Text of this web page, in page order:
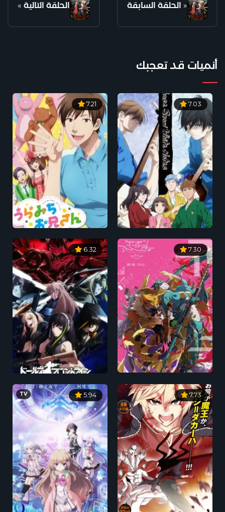
الحلقة التالية » « الحلقة السابقة
أنميات قد تعجبك
7.03
7.21
7.30
6.32
7.73
5.94
TV